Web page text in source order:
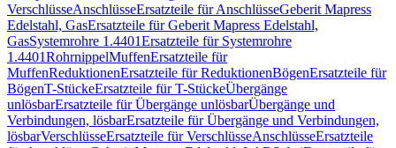
VerschlüsseAnschlüsseErsatzteile für AnschlüsseGeberit Mapress
Edelstahl, GasErsatzteile für Geberit Mapress Edelstahl,
GasSystemrohre 1.4401Ersatzteile für Systemrohre
1.4401RohrnippelMuffenErsatzteile für
MuffenReduktionenErsatzteile für ReduktionenBögenErsatzteile für
BögenT-StückeErsatzteile für T-StückeÜbergänge
unlösbarErsatzteile für Übergänge unlösbarÜbergänge und
Verbindungen, lösbarErsatzteile für Übergänge und Verbindungen,
lösbarVerschlüsseErsatzteile für VerschlüsseAnschlüsseErsatzteile